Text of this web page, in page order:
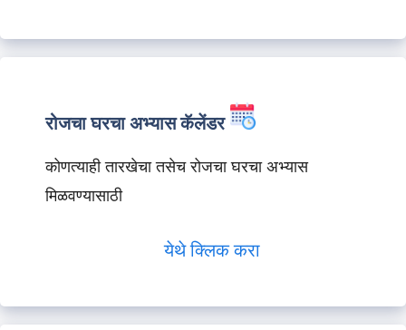
रोजचा घरचा अभ्यास कॅलेंडर
कोणत्याही तारखेचा तसेच रोजचा घरचा अभ्यास
मिळवण्यासाठी
येथे क्लिक करा